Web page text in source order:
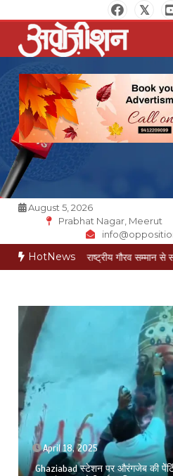
to
content
Opposition
August 5, 2026
Prabhat Nagar, Meerut
HotNews
गोयल राष्ट्रीय गौरव सम्मान से सम्मानित सोनी
April 18, 2025
Ghaziabad स्टेशन पर औरंगजेब की